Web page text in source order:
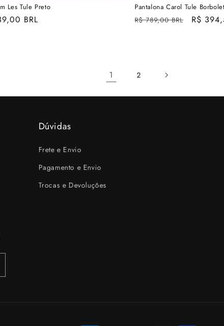
Les Tule Preto
BRL
Pantalona Carol Tule
Preço
R$ 789,00 BRL
Preço
R$
1 2
Dúvidas
Frete e Envio
Pagamento e Envio
Trocas e Devoluções